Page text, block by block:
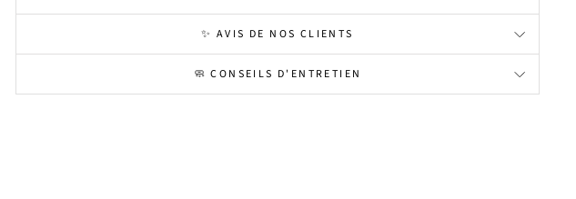
✨ AVIS DE NOS CLIENTS
🧼 CONSEILS D'ENTRETIEN